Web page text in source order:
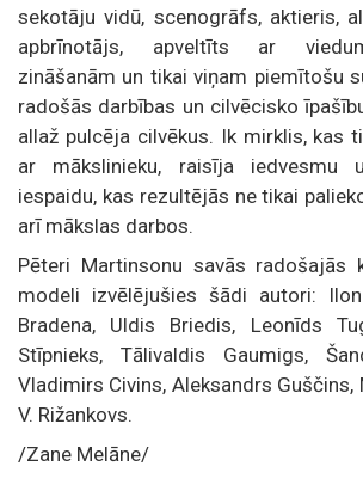
sekotāju vidū, scenogrāfs, aktieris,
apbrīnotājs, apveltīts ar
zināšanām un tikai viņam piemītošu
radošās darbības un cilvēcisko
allaž pulcēja cilvēkus. Ik mirklis, kas
ar mākslinieku, raisīja iedvesmu
iespaidu, kas rezultējās ne tikai
arī mākslas darbos.
Pēteri Martinsonu savās radošajās
modeli izvēlējušies šādi autori:
Bradena, Uldis Briedis, Leonīds
Stīpnieks, Tālivaldis Gaumigs,
Vladimirs Civins, Aleksandrs Guščins,
V. Rižankovs.
/Zane Melāne/